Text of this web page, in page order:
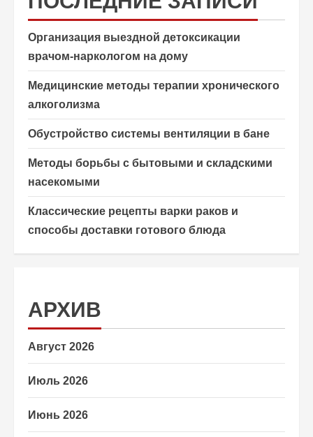
Организация выездной детоксикации
врачом-наркологом на дому
Медицинские методы терапии хронического
алкоголизма
Обустройство системы вентиляции в бане
Методы борьбы с бытовыми и складскими
насекомыми
Классические рецепты варки раков и
способы доставки готового блюда
АРХИВ
Август 2026
Июль 2026
Июнь 2026